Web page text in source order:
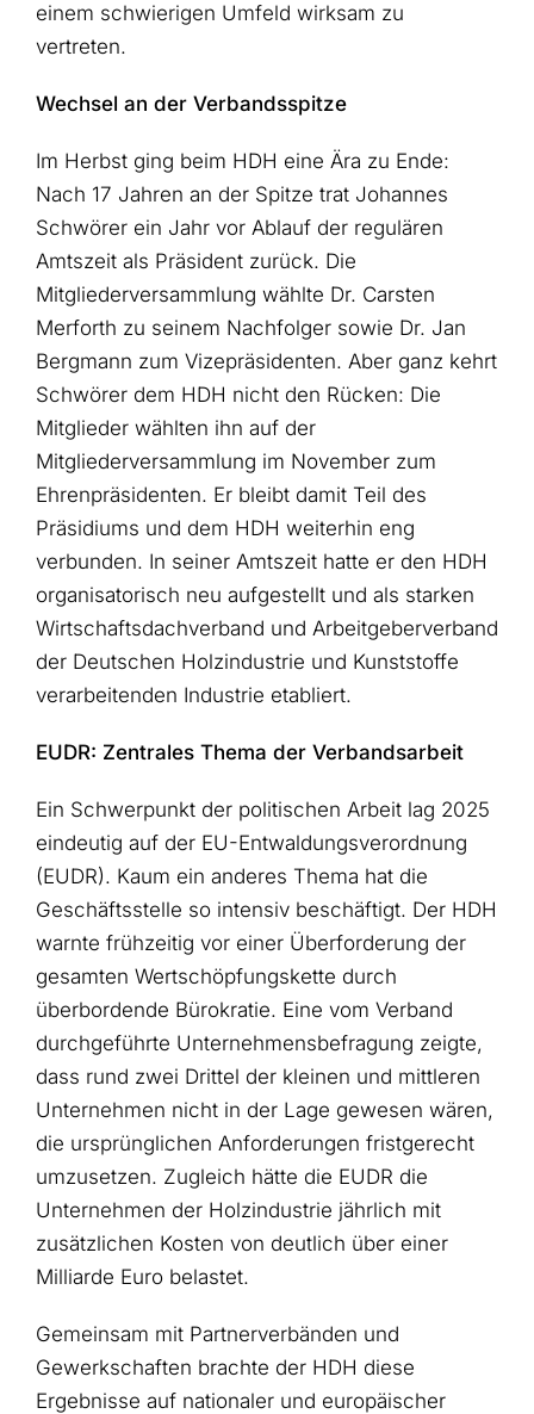
einem schwierigen Umfeld wirksam zu
vertreten.
Wechsel an der Verbandsspitze
Im Herbst ging beim HDH eine Ära zu Ende:
Nach 17 Jahren an der Spitze trat Johannes
Schwörer ein Jahr vor Ablauf der regulären
Amtszeit als Präsident zurück. Die
Mitgliederversammlung wählte Dr. Carsten
Merforth zu seinem Nachfolger sowie Dr. Jan
Bergmann zum Vizepräsidenten. Aber ganz kehrt
Schwörer dem HDH nicht den Rücken: Die
Mitglieder wählten ihn auf der
Mitgliederversammlung im November zum
Ehrenpräsidenten. Er bleibt damit Teil des
Präsidiums und dem HDH weiterhin eng
verbunden. In seiner Amtszeit hatte er den HDH
organisatorisch neu aufgestellt und als starken
Wirtschaftsdachverband und Arbeitgeberverband
der Deutschen Holzindustrie und Kunststoffe
verarbeitenden Industrie etabliert.
EUDR: Zentrales Thema der Verbandsarbeit
Ein Schwerpunkt der politischen Arbeit lag 2025
eindeutig auf der EU-Entwaldungsverordnung
(EUDR). Kaum ein anderes Thema hat die
Geschäftsstelle so intensiv beschäftigt. Der HDH
warnte frühzeitig vor einer Überforderung der
gesamten Wertschöpfungskette durch
überbordende Bürokratie. Eine vom Verband
durchgeführte Unternehmensbefragung zeigte,
dass rund zwei Drittel der kleinen und mittleren
Unternehmen nicht in der Lage gewesen wären,
die ursprünglichen Anforderungen fristgerecht
umzusetzen. Zugleich hätte die EUDR die
Unternehmen der Holzindustrie jährlich mit
zusätzlichen Kosten von deutlich über einer
Milliarde Euro belastet.
Gemeinsam mit Partnerverbänden und
Gewerkschaften brachte der HDH diese
Ergebnisse auf nationaler und europäischer